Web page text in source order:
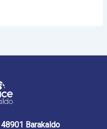
Barakaldo